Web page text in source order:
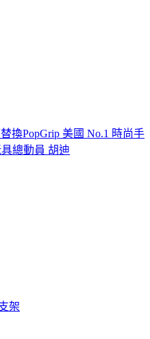
換PopGrip 美國 No.1 時尚手
總動員 胡迪
架